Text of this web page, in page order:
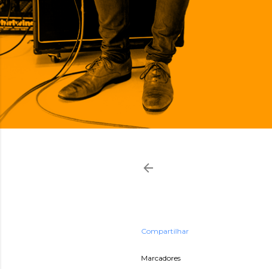
Compartilhar
Marcadores